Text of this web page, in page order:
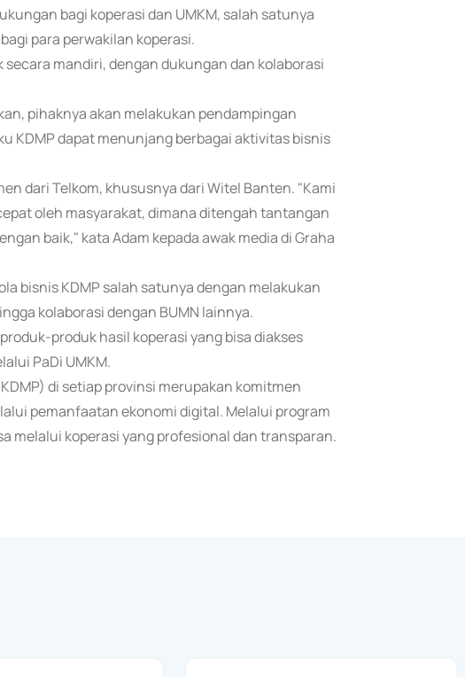
bagi koperasi dan UMKM, salah satunya
para perwakilan koperasi.
mandiri, dengan dukungan dan kolaborasi
pihaknya akan melakukan pendampingan
KDMP dapat menunjang berbagai aktivitas bisnis
dari Telkom, khususnya dari Witel Banten. "Kami
oleh masyarakat, dimana ditengah tantangan
baik," kata Adam kepada awak media di Graha
bisnis KDMP salah satunya dengan melakukan
kolaborasi dengan BUMN lainnya.
produk hasil koperasi yang bisa diakses
PaDi UMKM.
di setiap provinsi merupakan komitmen
pemanfaatan ekonomi digital. Melalui program
melalui koperasi yang profesional dan transparan.